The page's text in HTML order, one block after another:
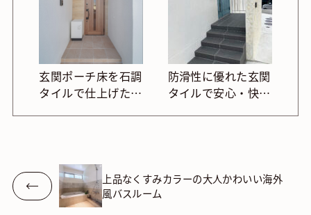
玄関ポーチ床を石調
タイルで仕上げたナ
防滑性に優れた玄関
タイルで安心・快
上品なくすみカラーの大人かわいい海外
風バスルーム